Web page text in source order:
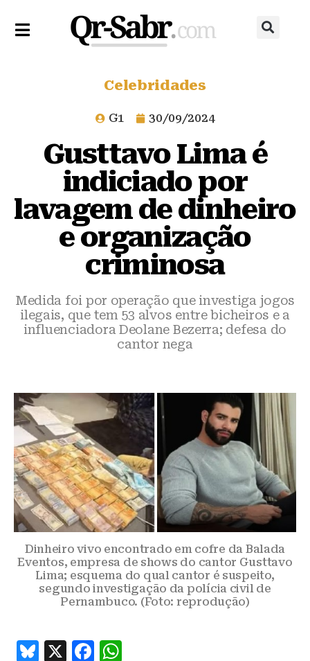
Celebridades
G1 30/09/2024
Gusttavo Lima é
indiciado por
lavagem de dinheiro
e organização
criminosa
Medida foi por operação que investiga jogos
ilegais, que tem 53 alvos entre bicheiros e a
influenciadora Deolane Bezerra; defesa do
cantor nega
Dinheiro vivo encontrado em cofre da Balada
Eventos, empresa de shows do cantor Gusttavo
Lima; esquema do qual cantor é suspeito,
segundo investigação da polícia civil de
Pernambuco. (Foto: reprodução)
B
X
F